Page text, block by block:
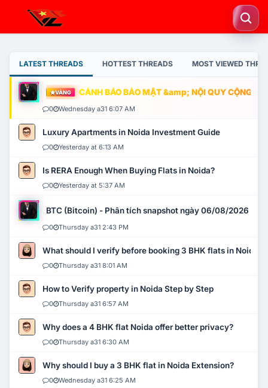
LATEST THREADS HOTTEST THREADS MOST VIEWED
VÀNG CẢNH BÁO BẢO MẬT &amp; NỘI QUY CỘNG
0 Wednesday a31 6:07 AM
Luxury Apartments in Noida Investment Guide
0 Yesterday at 6:13 AM
Is RERA Enough When Buying Flats in Noida?
0 Yesterday at 5:37 AM
BTC (Bitcoin) - Phân tích snapshot ngày 06/08/2026
0 Thursday a31 2:43 PM
What should I verify before booking 3 BHK flats in Noida?
0 Thursday a31 8:01 AM
How to Verify property in Noida Step by Step
0 Thursday a31 6:57 AM
Why does a 4 BHK flat Noida offer better privacy?
0 Thursday a31 6:30 AM
Why should I buy a 3 BHK flat in Noida Extension?
0 Wednesday a31 6:25 AM